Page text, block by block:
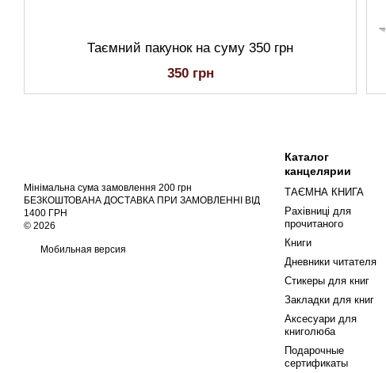
Таємний пакунок на суму 350 грн
350 грн
Мінімальна сума замовлення 200 грн
БЕЗКОШТОВАНА ДОСТАВКА ПРИ ЗАМОВЛЕННІ ВІД
1400 ГРН
© 2026
Мобильная версия
Каталог
канцелярии
ТАЄМНА КНИГА
Рахівниці для
прочитаного
Книги
Дневники читателя
Стикеры для книг
Закладки для книг
Аксесуари для
книголюба
Подарочные
сертификаты